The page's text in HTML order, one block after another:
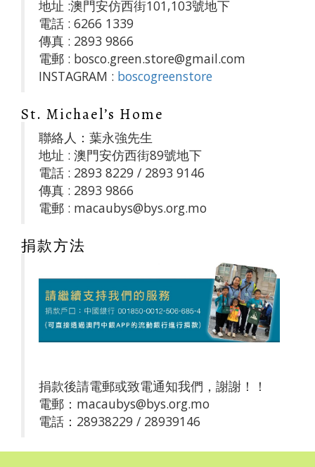
地址 :澳門安仿西街101,103號地下
電話 : 6266 1339
傳真 : 2893 9866
電郵 : bosco.green.store@gmail.com
INSTAGRAM : boscogreenstore
St. Michael’s Home
聯絡人：葉永強先生
地址 : 澳門安仿西街89號地下
電話 : 2893 8229 / 2893 9146
傳真 : 2893 9866
電郵 : macaubys@bys.org.mo
捐款方法
捐款後請電郵或致電通知我們，謝謝！！
電郵：macaubys@bys.org.mo
電話：28938229 / 28939146